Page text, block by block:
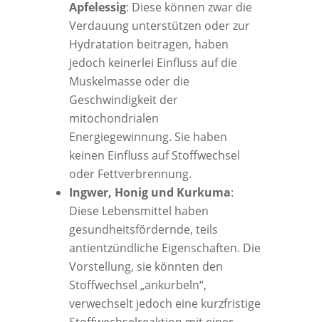
Apfelessig: Diese können zwar die
Verdauung unterstützen oder zur
Hydratation beitragen, haben
jedoch keinerlei Einfluss auf die
Muskelmasse oder die
Geschwindigkeit der
mitochondrialen
Energiegewinnung. Sie haben
keinen Einfluss auf Stoffwechsel
oder Fettverbrennung.
Ingwer, Honig und Kurkuma:
Diese Lebensmittel haben
gesundheitsfördernde, teils
antientzündliche Eigenschaften. Die
Vorstellung, sie könnten den
Stoffwechsel „ankurbeln“,
verwechselt jedoch eine kurzfristige